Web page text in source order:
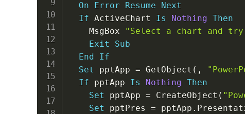
On
Error Resume
Next
If ActiveChart Is Nothing Then
    MsgBox
"Select a chart and
Exit
Sub
End
If
Set pptApp = GetObject ( ,
If pptApp Is Nothing Then
Set pptApp = CreateObject (
Set pptPres = pptApp .